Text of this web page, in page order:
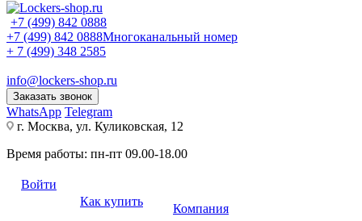
+7 (499) 842 0888
+7 (499) 842 0888Многоканальный номер
+ 7 (499) 348 2585
info@lockers-shop.ru
Заказать звонок
WhatsApp Telegram
г. Москва, ул. Куликовская, 12
Время работы: пн-пт 09.00-18.00
Войти
Как купить
Компания